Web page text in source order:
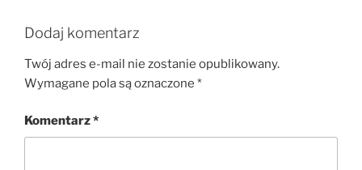
Dodaj komentarz
Twój adres e-mail nie zostanie opublikowany.
Wymagane pola są oznaczone *
Komentarz*